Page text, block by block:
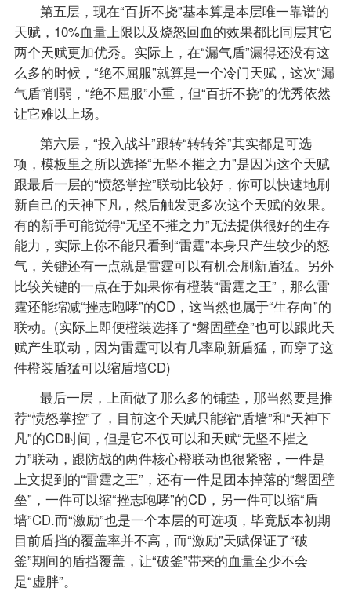
第五层，现在“百折不挠”基本算是本层唯一靠谱的
天赋，10%血量上限以及烧怒回血的效果都比同层其它
两个天赋更加优秀。实际上，在“漏气盾”漏得还没有这
么多的时候，“绝不屈服”就算是一个冷门天赋，这次“漏
气盾”削弱，“绝不屈服”小重，但“百折不挠”的优秀依然
让它难以上场。
第六层，“投入战斗”跟转“转转斧”其实都是可选
项，模板里之所以选择“无坚不摧之力”是因为这个天赋
跟最后一层的“愤怒掌控”联动比较好，你可以快速地刷
新自己的天神下凡，然后触发更多次这个天赋的效果。
有的新手可能觉得“无坚不摧之力”无法提供很好的生存
能力，实际上你不能只看到“雷霆”本身只产生较少的怒
气，关键还有一点就是雷霆可以有机会刷新盾猛。另外
比较关键的一点在于如果你有橙装“雷霆之王”，那么雷
霆还能缩减“挫志咆哮”的CD，这当然也属于“生存向”的
联动。(实际上即便橙装选择了“磐固壁垒”也可以跟此天
赋产生联动，因为雷霆可以有几率刷新盾猛，而穿了这
件橙装盾猛可以缩盾墙CD)
最后一层，上面做了那么多的铺垫，那当然要是推
荐“愤怒掌控”了，目前这个天赋只能缩“盾墙”和“天神下
凡”的CD时间，但是它不仅可以和天赋“无坚不摧之
力”联动，跟防战的两件核心橙联动也很紧密，一件是
上文提到的“雷霆之王”，还有一件是团本掉落的“磐固壁
垒”，一件可以缩“挫志咆哮”的CD，另一件可以缩“盾
墙”CD.而“激励”也是一个本层的可选项，毕竟版本初期
目前盾挡的覆盖率并不高，而“激励”天赋保证了“破
釜”期间的盾挡覆盖，让“破釜”带来的血量至少不会
是“虚胖”。